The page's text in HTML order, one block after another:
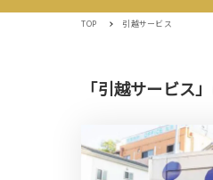
TOP 引越サービス
「引越サービス